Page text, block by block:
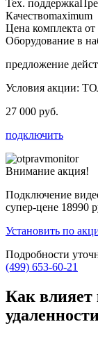
Тех. поддержка
Качествоmaximum
Цена комплекта от
Оборудование в
предложение
Условия акции:
27 000 руб.
подключить
Внимание акция!
Подключение
супер-цене 18990
Установить по
Подробности
(499) 653-60-21
Как влияет